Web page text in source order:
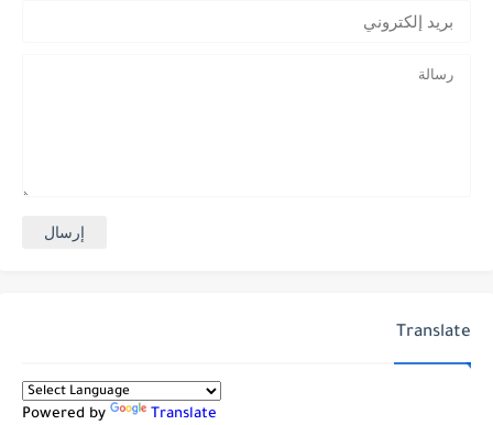
Translate
Powered by Translate